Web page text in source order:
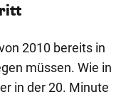
2010 bereits in
müssen. Wie in
in der 20. Minute